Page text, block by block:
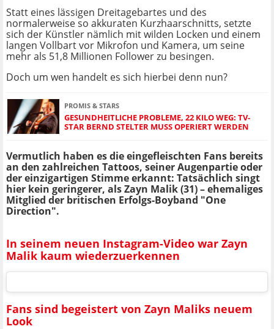
Statt eines lässigen Dreitagebartes und des
normalerweise so akkuraten Kurzhaarschnitts, setzte
sich der Künstler nämlich mit wilden Locken und einem
langen Vollbart vor Mikrofon und Kamera, um seine
mehr als 51,8 Millionen Follower zu besingen.
Doch um wen handelt es sich hierbei denn nun?
PROMIS & STARS
GESUNDHEITLICHE PROBLEME, 22 KILO WEG: TV-
STAR BERND STELTER MUSS OPERIERT WERDEN
Vermutlich haben es die eingefleischten Fans bereits
an den zahlreichen Tattoos, seiner Augenpartie oder
der einzigartigen Stimme erkannt: Tatsächlich singt
hier kein geringerer, als Zayn Malik (31) – ehemaliges
Mitglied der britischen Erfolgs-Boyband "One
Direction".
In seinem neuen Instagram-Video war Zayn
Malik kaum wiederzuerkennen
Fans sind begeistert von Zayn Maliks neuem
Look